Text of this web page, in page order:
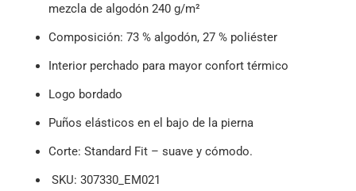
mezcla de algodón 240 g/m²
Composición: 73 % algodón, 27 % poliéster
Interior perchado para mayor confort térmico
Logo bordado
Puños elásticos en el bajo de la pierna
Corte: Standard Fit – suave y cómodo.
SKU: 307330_EM021